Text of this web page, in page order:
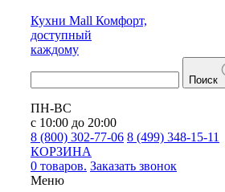
Кухни Mall Комфорт,
доступный
каждому
Поиск
ПН-ВС
с 10:00 до 20:00
8 (800) 302-77-06 8 (499) 348-15-11
КОРЗИНА
0 товаров. Заказать звонок
Меню